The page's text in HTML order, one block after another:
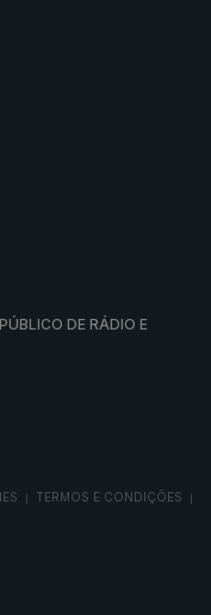
DE RÁDIO E
TERMOS E CONDIÇÕES